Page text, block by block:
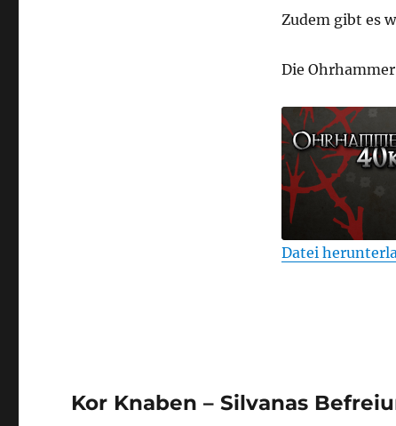
Zudem gibt es
Die
Datei
Kor Knaben – Silvanas